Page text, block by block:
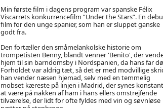
Min første film i dagens program var spanske Félix
Viscarrets konkurrencefilm ”Under the Stars”. En
film for den unge spanier, som han er sluppet ganske
godt fra.
Den fortæller den småmelankolske historie om
trompetisten Benny, blandt venner 'Benito', der
hjem til sin barndomsby i Nordspanien, da hans far
Forholdet var aldrig tæt, så det er med modvillige
han vender næsen hjemad, selv med en temmelig
mobset kæreste på linjen i Madrid, der synes konstant
at være på nakken af ham i hans ellers omstrejfende
tilværelse, der lidt for ofte fyldes med vin og søvnløse